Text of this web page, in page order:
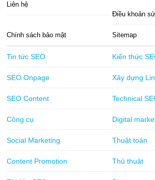
Liên hệ
Điều khoản
Chính sách bảo mật Sitemap
Tin tức SEO Kiến thức
SEO Onpage Xây dựng
SEO Content Technical
Công cụ Digital
Social Marketing Thuật toán
Content Promotion Thủ thuật